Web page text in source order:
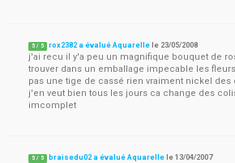
5 / 5 rox2382 a évalué Aquarelle le 23/05/2008
j'ai recu il y'a peu un magnifique bouquet de
trouver dans un emballage impecable les
pas une tige de cassé rien vraiment nickel
j'en veut bien tous les jours ca change des
imcomplet
5 / 5 braisedu02 a évalué Aquarelle le13/04/2007